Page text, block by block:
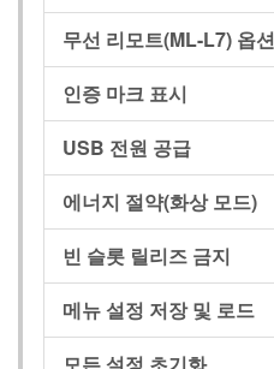
무선 리모트(ML-L7) 옵션
인증 마크 표시
USB 전원 공급
에너지 절약(화상 모드)
빈 슬롯 릴리즈 금지
메뉴 설정 저장 및 로드
모든 설정 초기화